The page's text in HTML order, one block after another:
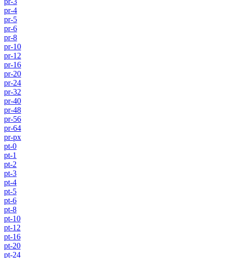
pr-4
pr-5
pr-6
pr-8
pr-10
pr-12
pr-16
pr-20
pr-24
pr-32
pr-40
pr-48
pr-56
pr-64
pr-px
pt-0
pt-1
pt-2
pt-3
pt-4
pt-5
pt-6
pt-8
pt-10
pt-12
pt-16
pt-20
pt-24